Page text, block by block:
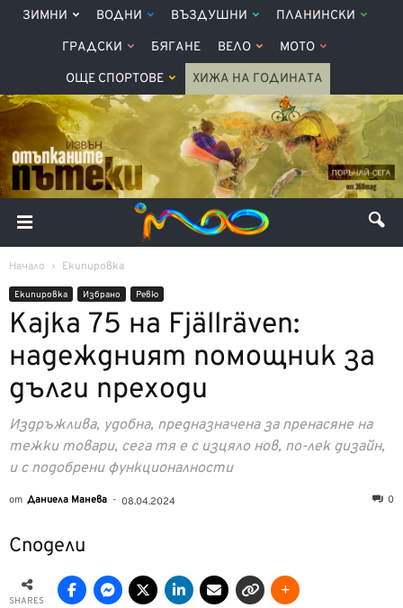
ЗИМНИ ВОДНИ ВЪЗДУШНИ ПЛАНИНСКИ
ГРАДСКИ БЯГАНЕ ВЕЛО МОТО
ОЩЕ СПОРТОВЕ ХИЖА НА ГОДИНАТА
Начало Екипировка
Екипировка Избрано Ревю
Kajka 75 нa Fjällräven:
надеждният помощник за
дълги преходи
Издръжлива, удобна, предназначена за пренасяне на
тежки товари, сега тя е с изцяло нов, по-лек дизайн,
и с подобрени функционалности
от Даниела Манева - 08.04.2024 0
Сподели
SHARES